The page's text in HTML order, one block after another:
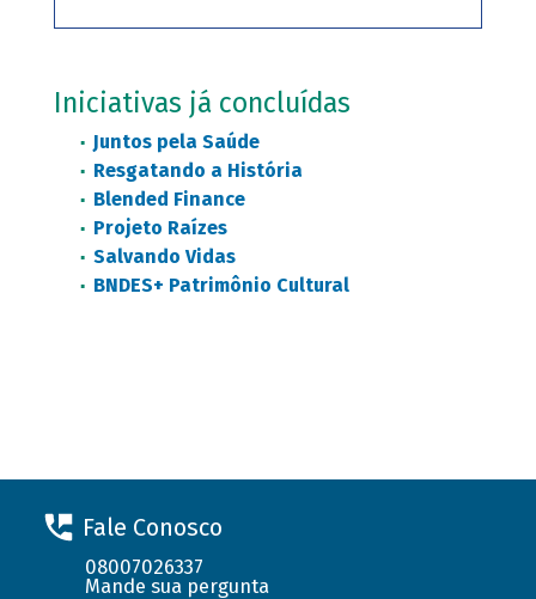
Iniciativas já concluídas
Juntos pela Saúde
Resgatando a História
Blended Finance
Projeto Raízes
Salvando Vidas
BNDES+ Patrimônio Cultural
Fale Conosco
08007026337
Mande sua pergunta